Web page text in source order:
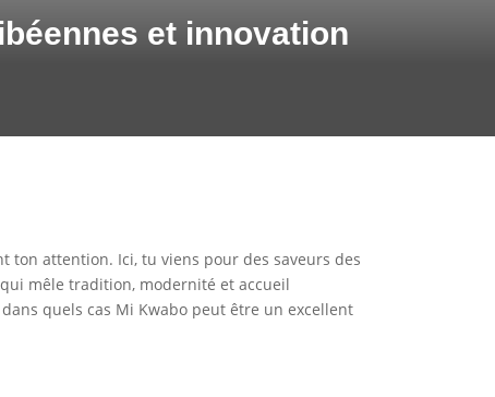
et innovation
ton attention. Ici, tu viens pour des saveurs des
mêle tradition, modernité et accueil
quels cas Mi Kwabo peut être un excellent